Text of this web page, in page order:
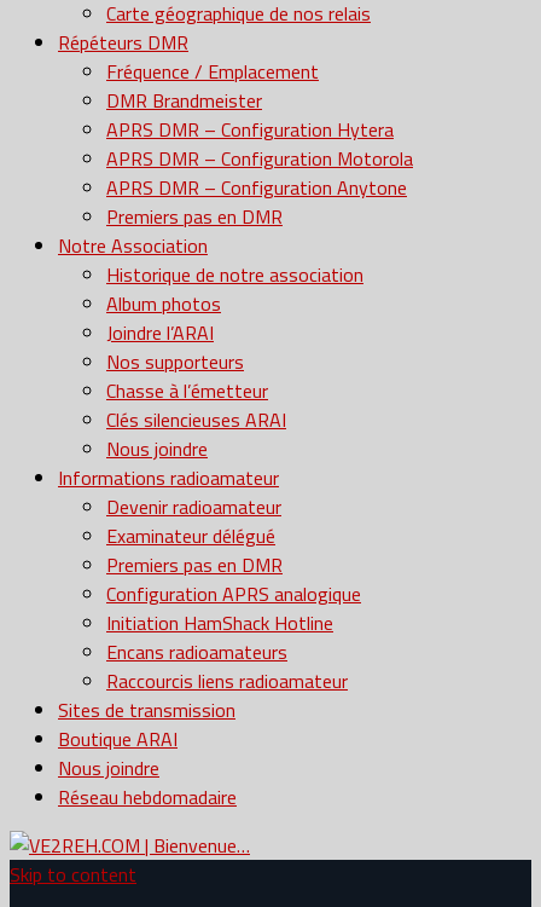
Carte géographique de nos relais
Répéteurs DMR
Fréquence / Emplacement
DMR Brandmeister
APRS DMR – Configuration Hytera
APRS DMR – Configuration Motorola
APRS DMR – Configuration Anytone
Premiers pas en DMR
Notre Association
Historique de notre association
Album photos
Joindre l’ARAI
Nos supporteurs
Chasse à l’émetteur
Clés silencieuses ARAI
Nous joindre
Informations radioamateur
Devenir radioamateur
Examinateur délégué
Premiers pas en DMR
Configuration APRS analogique
Initiation HamShack Hotline
Encans radioamateurs
Raccourcis liens radioamateur
Sites de transmission
Boutique ARAI
Nous joindre
Réseau hebdomadaire
Skip to content